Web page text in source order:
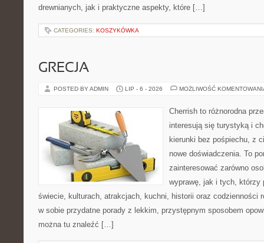
drewnianych, jak i praktyczne aspekty, które […]
CATEGORIES: KOSZYKÓWKA
GRECJA
POSTED BY ADMIN LIP - 6 - 2026 MOŻLIWOŚĆ
Cherrish to różnorodna
interesują się turystyką i
kierunki bez pośpiechu, z
nowe doświadczenia. To
zainteresować zarówno
wyprawę, jak i tych, którzy
świecie, kulturach, atrakcjach, kuchni, historii oraz codzienności
w sobie przydatne porady z lekkim, przystępnym sposobem
można tu znaleźć […]